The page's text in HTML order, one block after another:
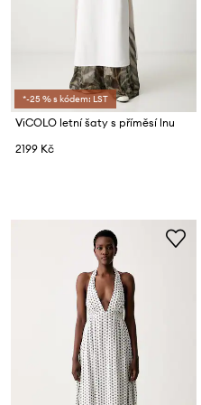
*-25 % s kódem: LST
ViCOLO letní šaty s příměsí lnu
2199 Kč